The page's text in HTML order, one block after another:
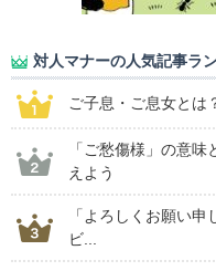
対人マナーの人気記事ラ
ご子息・ご息女とは
「ご愁傷様」の意
えよう
「よろしくお願い
ビ...